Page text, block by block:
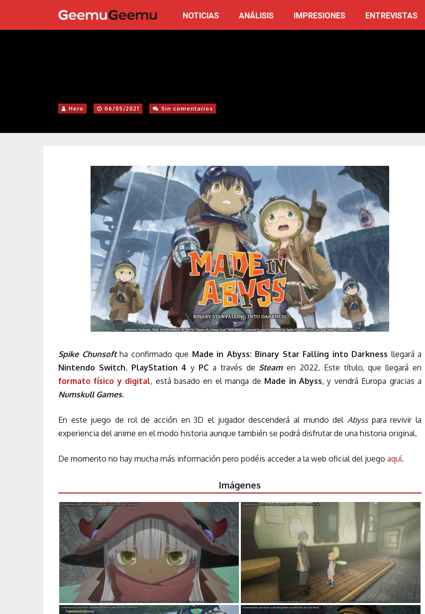
NOTICIAS ANÁLISIS IMPRESIONES ENTREVISTAS
Hero 06/05/2021 Sin comentarios
Spike Chunsoftha confirmado que Made in Abyss: Binary Star Falling into Darkness llegará a
Nintendo Switch, PlayStation 4 y PC a través de Steamen 2022. Este título, que llegará en
formato físico y digital, está basado en el manga de Made in Abyss, y vendrá Europa gracias a
Numskull Games.
En este juego de rol de acción en 3D el jugador descenderá al mundo del Abysspara revivir la
experiencia del anime en el modo historia aunque también se podrá disfrutar de una historia original.
De momento no hay mucha más información pero podéis acceder a la web oficial del juego aquí.
Imágenes